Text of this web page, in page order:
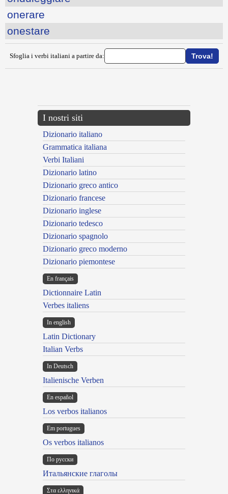
onerare
onestare
Sfoglia i verbi italiani a partire da:
I nostri siti
Dizionario italiano
Grammatica italiana
Verbi Italiani
Dizionario latino
Dizionario greco antico
Dizionario francese
Dizionario inglese
Dizionario tedesco
Dizionario spagnolo
Dizionario greco moderno
Dizionario piemontese
En français
Dictionnaire Latin
Verbes italiens
In english
Latin Dictionary
Italian Verbs
In Deutsch
Italienische Verben
En español
Los verbos italianos
Em portugues
Os verbos italianos
По русски
Итальянские глаголы
Στα ελληνικά